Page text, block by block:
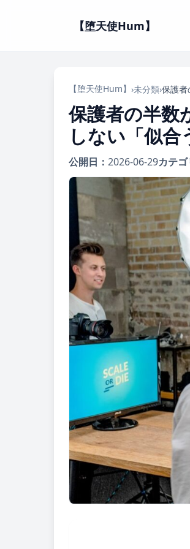
【堕天使Hum】
【堕天使Hum】 ›未分類›
保護者の半数
しない「似
公開日： 2026-06-29カテゴ